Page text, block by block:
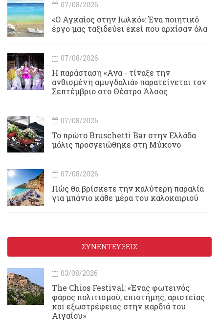
07/08/2026
«Ο Αγκαίος στην Ιωλκό»: Ένα ποιητικό
έργο μας ταξιδεύει εκεί που αρχίσαν όλα
07/08/2026
Η παράσταση «Ανα - τίναξε την
ανθισμένη αμυγδαλιά» παρατείνεται τον
Σεπτέμβριο στο Θέατρο Άλσος
07/08/2026
Το πρώτο Bruschetti Bar στην Ελλάδα
μόλις προσγειώθηκε στη Μύκονο
07/08/2026
Πώς θα βρίσκετε την καλύτερη παραλία
για μπάνιο κάθε μέρα του καλοκαιριού
ΣΥΝΕΝΤΕΥΞΕΙΣ
03/08/2026
Τhe Chios Festival: «Ένας φωτεινός
φάρος πολιτισμού, επιστήμης, αριστείας
και εξωστρέφειας στην καρδιά του
Αιγαίου»